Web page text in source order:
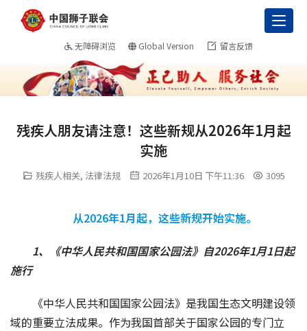
无障碍浏览 Global Version 留言反馈
残疾人朋友请注意！这些新规从2026年1月起
实施
残疾人相关, 法律法规 2026年1月10日 下午11:36 3095
从2026年1月起，这些新规开始实施。
1、
《中华人民共和国国家公园法》自2026年1月1日起
施行
《中华人民共和国国家公园法》是我国生态文明建设领
域的重要立法成果。作为我国首部关于国家公园的专门立